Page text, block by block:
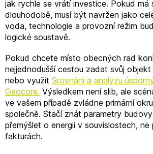
jak rychle se vrátí investice. Pokud má
dlouhodobě, musí být navržen jako
voda, technologie a provozní režim
logické soustavě.
Pokud chcete místo obecných rad
nejjednodušší cestou zadat svůj
nebo využít Srovnání a analýzu
Geocore. Výsledkem není slib, ale
ve vašem případě zvládne primární
společně. Stačí znát parametry
přemýšlet o energii v souvislostech,
fakturách.